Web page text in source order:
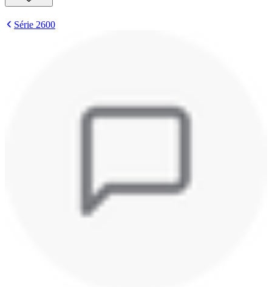
Série 2600